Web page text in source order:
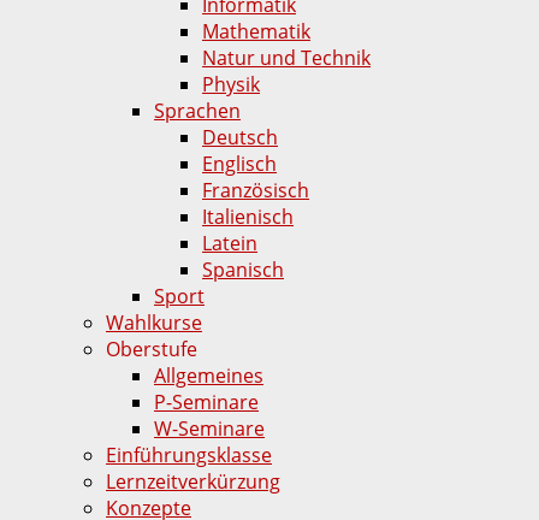
Mathematik
Natur und Technik
Physik
Sprachen
Deutsch
Englisch
Französisch
Italienisch
Latein
Spanisch
Sport
Wahlkurse
Oberstufe
Allgemeines
P-Seminare
W-Seminare
Einführungsklasse
Lernzeitverkürzung
Konzepte